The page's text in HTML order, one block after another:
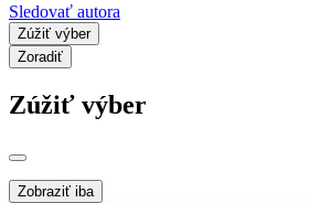
Sledovať autora
Zúžiť výber
Zoradiť
Zúžiť výber
Zobraziť iba